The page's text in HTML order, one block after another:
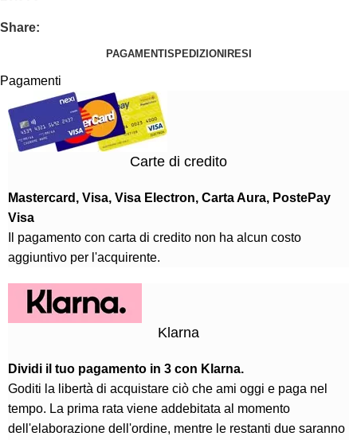
Share:
PAGAMENTI SPEDIZIONI RESI
Pagamenti
Carte di credito
Mastercard, Visa, Visa Electron, Carta Aura, PostePay
Visa
Il pagamento con carta di credito non ha alcun costo
aggiuntivo per l'acquirente.
Klarna
Dividi il tuo pagamento in 3 con Klarna.
Goditi la libertà di acquistare ciò che ami oggi e paga nel
tempo. La prima rata viene addebitata al momento
dell'elaborazione dell'ordine, mentre le restanti due saranno